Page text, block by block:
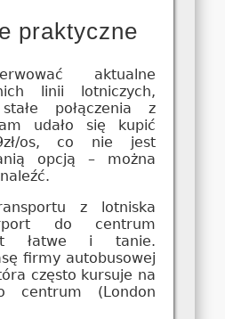
praktyczne
aktualne
linii lotniczych,
połączenia z
udało się kupić
os, co nie jest
opcją – można
z lotniska
do centrum
łatwe i tanie.
firmy autobusowej
często kursuje na
centrum (London